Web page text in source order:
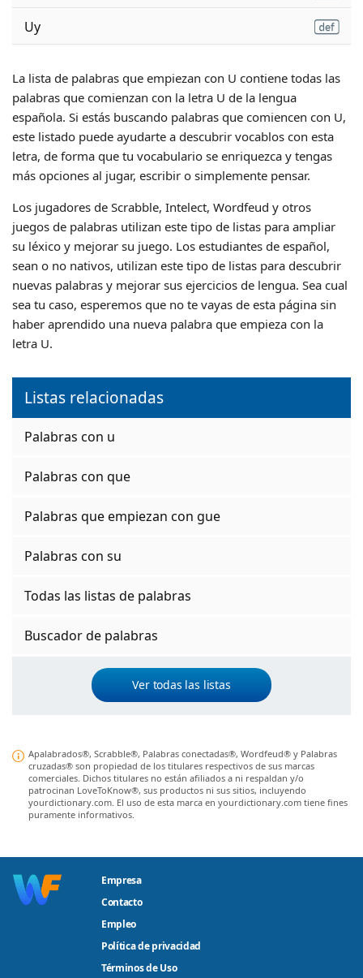
Uy
La lista de palabras que empiezan con U contiene todas las
palabras que comienzan con la letra U de la lengua
española. Si estás buscando palabras que comiencen con U,
este listado puede ayudarte a descubrir vocablos con esta
letra, de forma que tu vocabulario se enriquezca y tengas
más opciones al jugar, escribir o simplemente pensar.
Los jugadores de Scrabble, Intelect, Wordfeud y otros
juegos de palabras utilizan este tipo de listas para ampliar
su léxico y mejorar su juego. Los estudiantes de español,
sean o no nativos, utilizan este tipo de listas para descubrir
nuevas palabras y mejorar sus ejercicios de lengua. Sea cual
sea tu caso, esperemos que no te vayas de esta página sin
haber aprendido una nueva palabra que empieza con la
letra U.
Listas relacionadas
Palabras con u
Palabras con que
Palabras que empiezan con gue
Palabras con su
Todas las listas de palabras
Buscador de palabras
Ver todas las listas
Apalabrados®, Scrabble®, Palabras conectadas®, Wordfeud® y Palabras
cruzadas® son propiedad de los titulares respectivos de sus marcas
comerciales. Dichos titulares no están afiliados a ni respaldan y/o
patrocinan LoveToKnow®, sus productos ni sus sitios, incluyendo
yourdictionary.com. El uso de esta marca en yourdictionary.com tiene fines
puramente informativos.
Empresa
Contacto
Empleo
Política de privacidad
Términos de Uso